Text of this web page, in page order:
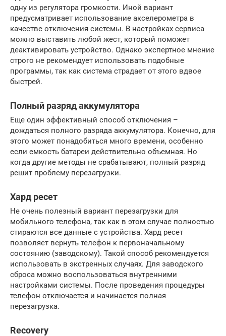
одну из регулятора громкости. Иной вариант
предусматривает использование акселерометра в
качестве отключения системы. В настройках сервиса
можно выставить любой жест, который поможет
деактивировать устройство. Однако экспертное мнение
строго не рекомендует использовать подобные
программы, так как система страдает от этого вдвое
быстрей.
Полный разряд аккумулятора
Еще один эффективный способ отключения –
дождаться полного разряда аккумулятора. Конечно, для
этого может понадобиться много времени, особенно
если емкость батареи действительно объемная. Но
когда другие методы не срабатывают, полный разряд
решит проблему перезагрузки.
Хард ресет
Не очень полезный вариант перезагрузки для
мобильного телефона, так как в этом случае полностью
стираются все данные с устройства. Хард ресет
позволяет вернуть телефон к первоначальному
состоянию (заводскому). Такой способ рекомендуется
использовать в экстренных случаях. Для заводского
сброса можно воспользоваться внутренними
настройками системы. После проведения процедуры
телефон отключается и начинается полная
перезагрузка.
Recovery